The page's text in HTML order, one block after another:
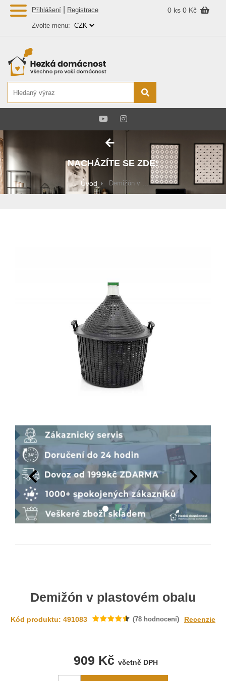
Přihlášení Registrace 0 ks 0 Kč
Zvolte menu:
NACHÁZÍTE SE ZDE:
Úvod Demižón v ...
Demižón v plastovém obalu
Kód produktu: 491083 (78 hodnocení) Recenzie
909 Kč včetně DPH